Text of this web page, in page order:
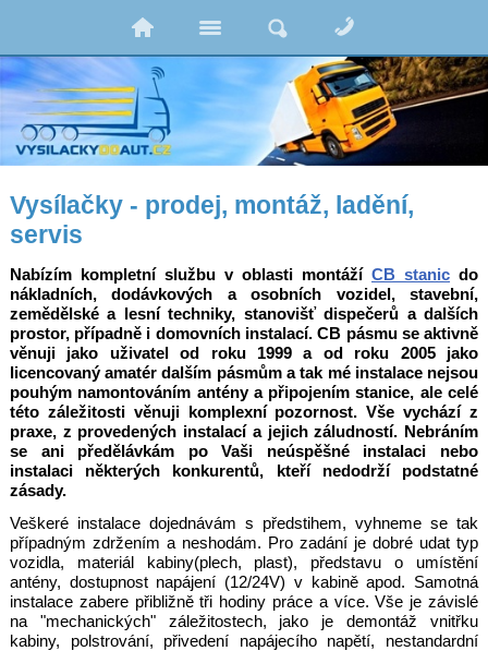
Vysílačky - prodej, montáž, ladění,
servis
Nabízím kompletní službu v oblasti montážíCB stanic do
nákladních, dodávkových a osobních vozidel, stavební,
zemědělské a lesní techniky, stanovišť dispečerů a dalších
prostor, případně i domovních instalací. CB pásmu se aktivně
věnuji jako uživatel od roku 1999 a od roku 2005 jako
licencovaný amatér dalším pásmům a tak mé instalace nejsou
pouhým namontováním antény a připojením stanice, ale celé
této záležitosti věnuji komplexní pozornost. Vše vychází z
praxe, z provedených instalací a jejich záludností. Nebráním
se ani předělávkám po Vaši neúspěšné instalaci nebo
instalaci některých konkurentů, kteří nedodrží podstatné
zásady.
Veškeré instalace dojednávám s předstihem, vyhneme se tak
případným zdržením a neshodám. Pro zadání je dobré udat typ
vozidla, materiál kabiny(plech, plast), představu o umístění
antény, dostupnost napájení (12/24V) v kabině apod. Samotná
instalace zabere přibližně tři hodiny práce a více. Vše je závislé
na "mechanických" záležitostech, jako je demontáž vnitřku
kabiny, polstrování, přivedení napájecího napětí, nestandardní